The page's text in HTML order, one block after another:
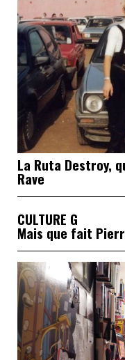
La Ruta Destroy,
Rave
CULTURE G
Mais que fait